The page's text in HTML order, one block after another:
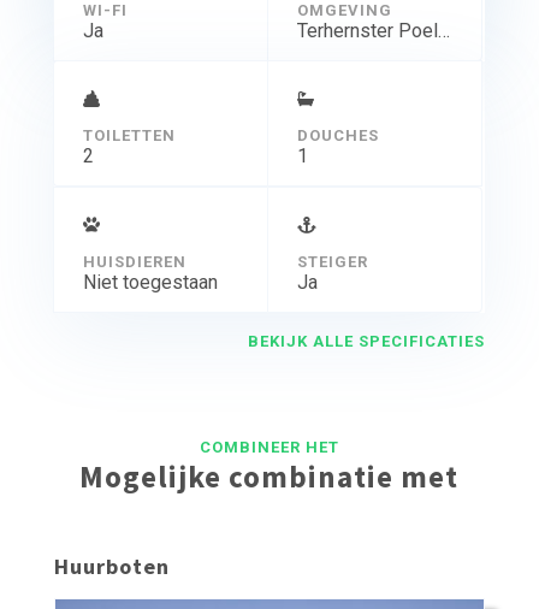
WI-FI
Ja
OMGEVING
Terhernster Poelen
TOILETTEN
2
DOUCHES
1
HUISDIEREN
Niet toegestaan
STEIGER
Ja
BEKIJK ALLE SPECIFICATIES
COMBINEER HET
Mogelijke combinatie met
Huurboten